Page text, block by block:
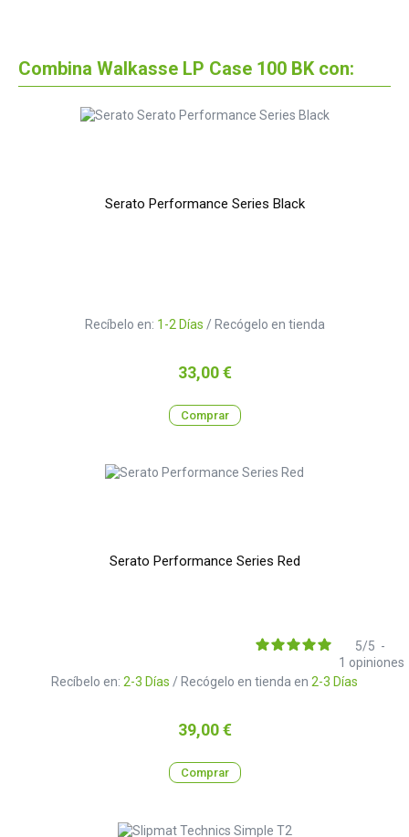
Combina Walkasse LP Case 100 BK con:
Serato Performance Series Black
Recíbelo en: 1-2 Días / Recógelo en tienda
Precio
33,00 €
Comprar
Serato Performance Series Red
Recíbelo en: 2-3 Días / Recógelo en tienda en 2-3 Días
5/5 -
1 opiniones
Precio
39,00 €
Comprar